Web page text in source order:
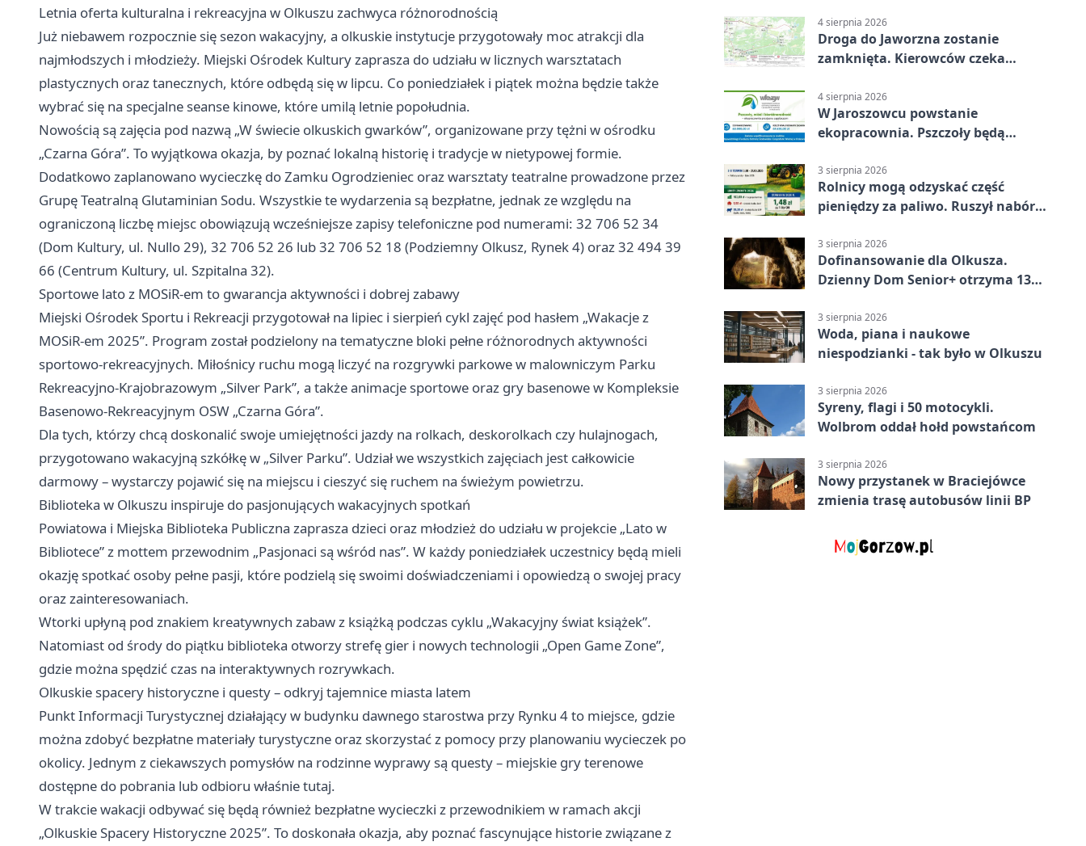
Letnia oferta kulturalna i rekreacyjna w Olkuszu zachwyca różnorodnością
Już niebawem rozpocznie się sezon wakacyjny, a olkuskie instytucje przygotowały moc atrakcji dla
najmłodszych i młodzieży. Miejski Ośrodek Kultury zaprasza do udziału w licznych warsztatach
plastycznych oraz tanecznych, które odbędą się w lipcu. Co poniedziałek i piątek można będzie także
wybrać się na specjalne seanse kinowe, które umilą letnie popołudnia.
Nowością są zajęcia pod nazwą „W świecie olkuskich gwarków”, organizowane przy tężni w ośrodku
„Czarna Góra”. To wyjątkowa okazja, by poznać lokalną historię i tradycje w nietypowej formie.
Dodatkowo zaplanowano wycieczkę do Zamku Ogrodzieniec oraz warsztaty teatralne prowadzone przez
Grupę Teatralną Glutaminian Sodu. Wszystkie te wydarzenia są bezpłatne, jednak ze względu na
ograniczoną liczbę miejsc obowiązują wcześniejsze zapisy telefoniczne pod numerami: 32 706 52 34
(Dom Kultury, ul. Nullo 29), 32 706 52 26 lub 32 706 52 18 (Podziemny Olkusz, Rynek 4) oraz 32 494 39
66 (Centrum Kultury, ul. Szpitalna 32).
Sportowe lato z MOSiR-em to gwarancja aktywności i dobrej zabawy
Miejski Ośrodek Sportu i Rekreacji przygotował na lipiec i sierpień cykl zajęć pod hasłem „Wakacje z
MOSiR-em 2025”. Program został podzielony na tematyczne bloki pełne różnorodnych aktywności
sportowo-rekreacyjnych. Miłośnicy ruchu mogą liczyć na rozgrywki parkowe w malowniczym Parku
Rekreacyjno-Krajobrazowym „Silver Park”, a także animacje sportowe oraz gry basenowe w Kompleksie
Basenowo-Rekreacyjnym OSW „Czarna Góra”.
Dla tych, którzy chcą doskonalić swoje umiejętności jazdy na rolkach, deskorolkach czy hulajnogach,
przygotowano wakacyjną szkółkę w „Silver Parku”. Udział we wszystkich zajęciach jest całkowicie
darmowy – wystarczy pojawić się na miejscu i cieszyć się ruchem na świeżym powietrzu.
Biblioteka w Olkuszu inspiruje do pasjonujących wakacyjnych spotkań
Powiatowa i Miejska Biblioteka Publiczna zaprasza dzieci oraz młodzież do udziału w projekcie „Lato w
Bibliotece” z mottem przewodnim „Pasjonaci są wśród nas”. W każdy poniedziałek uczestnicy będą mieli
okazję spotkać osoby pełne pasji, które podzielą się swoimi doświadczeniami i opowiedzą o swojej pracy
oraz zainteresowaniach.
Wtorki upłyną pod znakiem kreatywnych zabaw z książką podczas cyklu „Wakacyjny świat książek”.
Natomiast od środy do piątku biblioteka otworzy strefę gier i nowych technologii „Open Game Zone”,
gdzie można spędzić czas na interaktywnych rozrywkach.
Olkuskie spacery historyczne i questy – odkryj tajemnice miasta latem
Punkt Informacji Turystycznej działający w budynku dawnego starostwa przy Rynku 4 to miejsce, gdzie
można zdobyć bezpłatne materiały turystyczne oraz skorzystać z pomocy przy planowaniu wycieczek po
okolicy. Jednym z ciekawszych pomysłów na rodzinne wyprawy są questy – miejskie gry terenowe
dostępne do pobrania lub odbioru właśnie tutaj.
W trakcie wakacji odbywać się będą również bezpłatne wycieczki z przewodnikiem w ramach akcji
„Olkuskie Spacery Historyczne 2025”. To doskonała okazja, aby poznać fascynujące historie związane z
4 sierpnia 2026
Droga do Jaworzna zostanie
zamknięta. Kierowców czeka
4 sierpnia 2026
W Jaroszowcu powstanie
ekopracownia. Pszczoły będą
3 sierpnia 2026
Rolnicy mogą odzyskać część
pieniędzy za paliwo. Ruszył nabór
3 sierpnia 2026
Dofinansowanie dla Olkusza.
Dzienny Dom Senior+ otrzyma 134
3 sierpnia 2026
Woda, piana i naukowe
niespodzianki - tak było w Olkuszu
3 sierpnia 2026
Syreny, flagi i 50 motocykli.
Wolbrom oddał hołd powstańcom
3 sierpnia 2026
Nowy przystanek w Braciejówce
zmienia trasę autobusów linii BP